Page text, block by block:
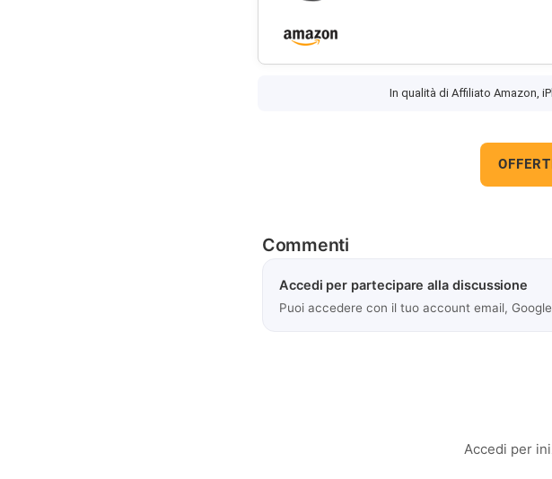
In qualità di Affiliato Amazon,
Commenti
Accedi per partecipare alla discussione
Puoi accedere con il tuo account email,
Accedi per